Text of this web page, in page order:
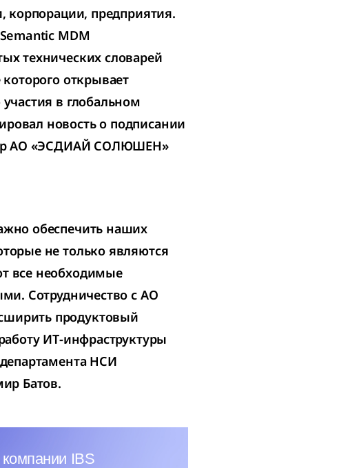
корпорации, предприятия.
MDM
технических словарей
открывает
в глобальном
новость о подписании
АО «ЭСДИАЙ СОЛЮШЕН»
обеспечить наших
не только являются
все необходимые
Сотрудничество с АО
продуктовый
ИТ-инфраструктуры
НСИ
Батов.
IBS